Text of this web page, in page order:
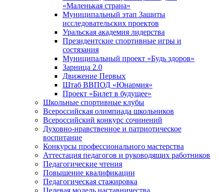
«Маленькая страна»
Муниципальный этап Защиты
исследовательских проектов
Уральская академия лидерства
Президентские спортивные игры и
состязания
Муниципальный проект «Будь здоров»
Зарница 2.0
Движение Первых
Штаб ВВПОД «Юнармия»
Проект «Билет в будущее»
Школьные спортивные клубы
Всероссийская олимпиада школьников
Всероссийский конкурс сочинений
Духовно-нравственное и патриотическое
воспитание
Конкурсы профессионального мастерства
Аттестация педагогов и руководящих работников
Педагогические чтения
Повышение квалификации
Педагогическая стажировка
Целевая модель наставничества